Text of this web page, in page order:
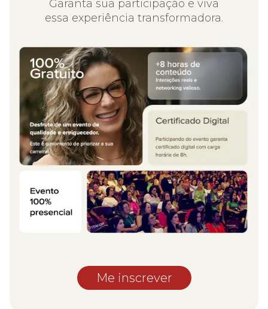
Garanta sua participação e viva
essa experiência transformadora.
Me inscrever